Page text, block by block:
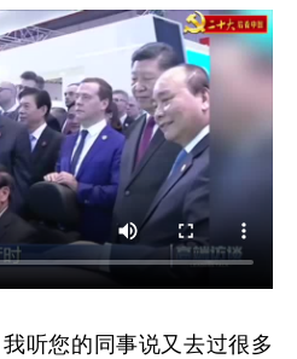
听您的同事说又去过很多